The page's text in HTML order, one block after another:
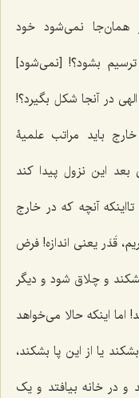
نمى‌شود خود
بشود؟! [نمی‌شود]
در آنجا شکل بگیرد؟!
باید مراتب علمیۀ
این نزول پیدا کند
آنچه که در خارج
قَدَر یعنى اندازه! فرض
و چلاق شود و دیگر
اینکه حالا مى‌خواهد
یا از این پا بشکند،
و در خانه بیافتد و یک